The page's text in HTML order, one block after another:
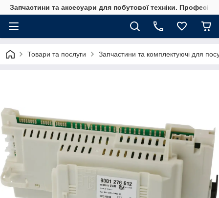
Запчастини та аксесуари для побутової техніки.
Товари та послуги Запчастини та комплектуючі для